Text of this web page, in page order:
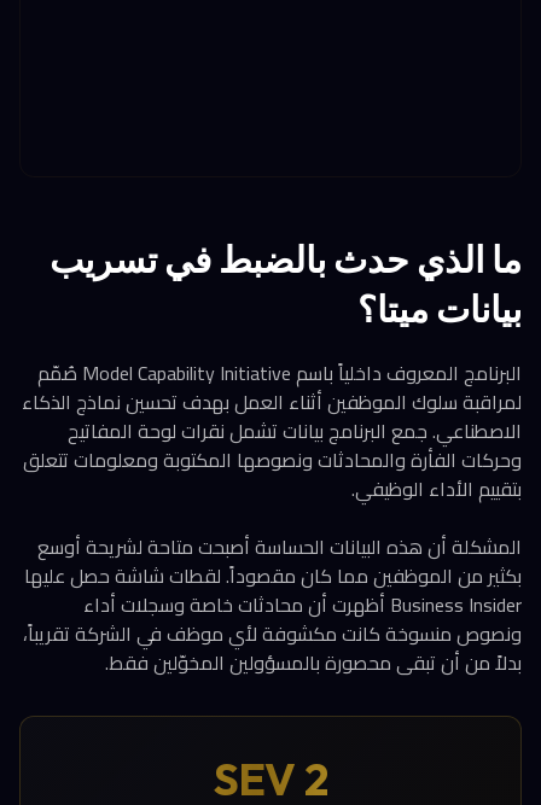
ما الذي حدث بالضبط في تسريب
بيانات ميتا؟
البرنامج المعروف داخلياً باسم Model Capability Initiative صُمّم
لمراقبة سلوك الموظفين أثناء العمل بهدف تحسين نماذج الذكاء
الاصطناعي. جمع البرنامج بيانات تشمل نقرات لوحة المفاتيح
وحركات الفأرة والمحادثات ونصوصها المكتوبة ومعلومات تتعلق
بتقييم الأداء الوظيفي.
المشكلة أن هذه البيانات الحساسة أصبحت متاحة لشريحة أوسع
بكثير من الموظفين مما كان مقصوداً. لقطات شاشة حصل عليها
Business Insider أظهرت أن محادثات خاصة وسجلات أداء
ونصوص منسوخة كانت مكشوفة لأي موظف في الشركة تقريباً،
بدلاً من أن تبقى محصورة بالمسؤولين المخوّلين فقط.
SEV 2